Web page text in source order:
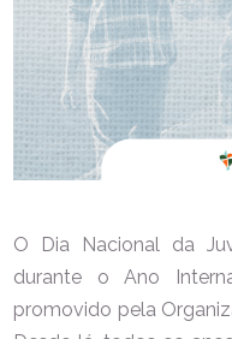
O Dia Nacional da
durante o Ano
promovido pela